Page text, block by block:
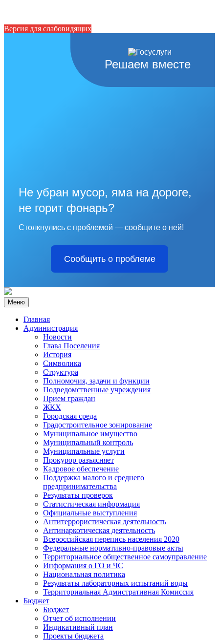
Версия для слабовидящих
Решаем вместе
Не убран мусор, яма на дороге,
не горит фонарь?
Столкнулись с проблемой — сообщите о ней!
Сообщить о проблеме
Меню
Главная
Администрация
Новости
Глава Поселения
История
Символика
Структура
Полномочия, задачи и функции
Подведомственные учреждения
Прием граждан
ЖКХ
Городская среда
Градостроительное зонирование
Муниципальное имущество
Муниципальный контроль
Муниципальные услуги
Прокурор разъясняет
Кадровое обеспечение
Поддержка малого и среднего
предпринимательства
Результаты проверок
Статистическая информация
Официальные выступления
Антитеррористическая деятельность
Антинаркотическая деятельность
Всероссийская перепись населения 2020
Федеральные нормативно-правовые акты
Территориальное общественное самоуправление
Информация о ГО и ЧС
Национальная политика
Результаты лабораторных испытаний воды
Территориальная Адмистративная Комиссия
Бюджет
Бюджет
Отчет об исполнении
Индикативный план
Проекты бюджета